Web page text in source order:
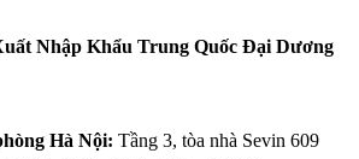
Nhập Khẩu Trung Quốc Đại Dương
Hà Nội: Tầng 3, tòa nhà Sevin 609